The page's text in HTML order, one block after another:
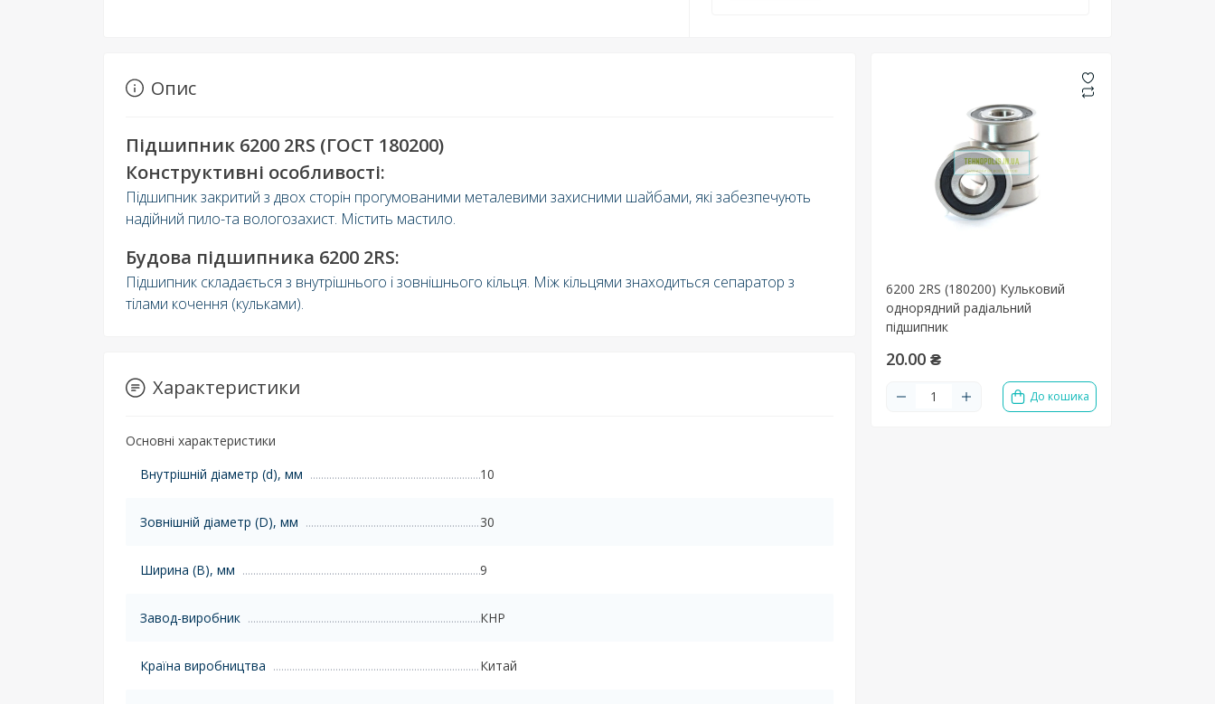
6200 2RS (180200) Кульковий
однорядний радіальний
підшипник
20.00 ₴
До кошика
Опис
Підшипник 6200 2RS (ГОСТ 180200)
Конструктивні особливості:
Підшипник закритий з двох сторін прогумованими металевими захисними шайбами, які забезпечують
надійний пило-та вологозахист. Містить мастило.
Будова підшипника 6200 2RS:
Підшипник складається з внутрішнього і зовнішнього кільця. Між кільцями знаходиться сепаратор з
тілами кочення (кульками).
Характеристики
Основні характеристики
Внутрішній діаметр (d), мм
10
Зовнішній діаметр (D), мм 30
Ширина (B), мм 9
Завод-виробник КНР
Країна виробництва Китай